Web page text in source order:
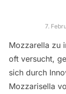
7.
Mozzarella zu
oft versucht,
sich durch
Mozzarisella